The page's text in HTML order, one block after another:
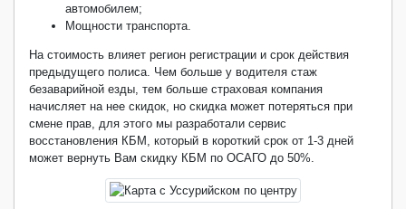
автомобилем;
Мощности транспорта.
На стоимость влияет регион регистрации и срок действия
предыдущего полиса. Чем больше у водителя стаж
безаварийной езды, тем больше страховая компания
начисляет на нее скидок, но скидка может потеряться при
смене прав, для этого мы разработали сервис
восстановления КБМ, который в короткий срок от 1-3 дней
может вернуть Вам скидку КБМ по ОСАГО до 50%.